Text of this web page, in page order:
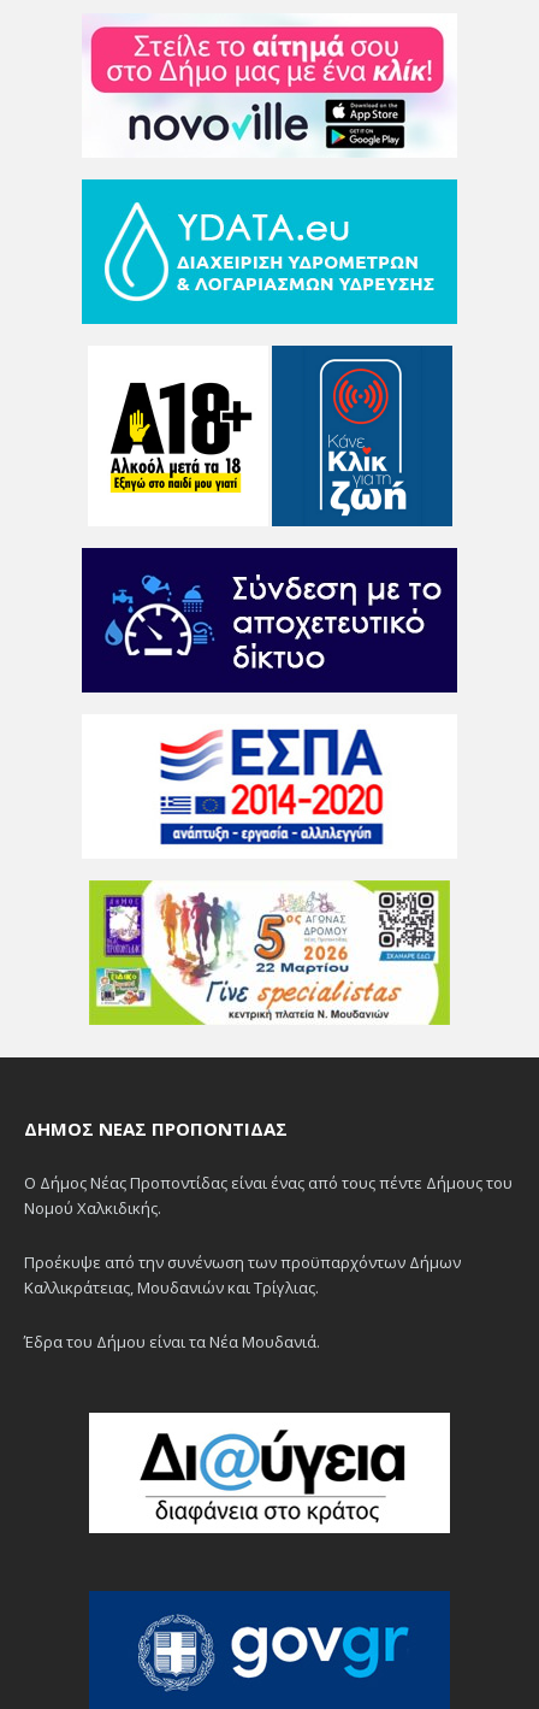
ΔΉΜΟΣ ΝΈΑΣ ΠΡΟΠΟΝΤΊΔΑΣ
Ο Δήμος Νέας Προποντίδας είναι ένας από τους πέντε Δήμους του
Νομού Χαλκιδικής.
Προέκυψε από την συνένωση των προϋπαρχόντων Δήμων
Καλλικράτειας, Μουδανιών και Τρίγλιας.
Έδρα του Δήμου είναι τα Νέα Μουδανιά.